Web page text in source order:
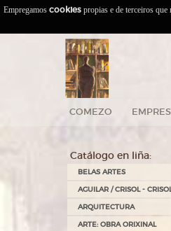
COMEZO
Catálogo en liña:
BELAS ARTES
AGUILAR / CRISOL -
ARQUITECTURA
ARTE: OBRA ORIXINAL
Empregamos cookies propias e de terceiros